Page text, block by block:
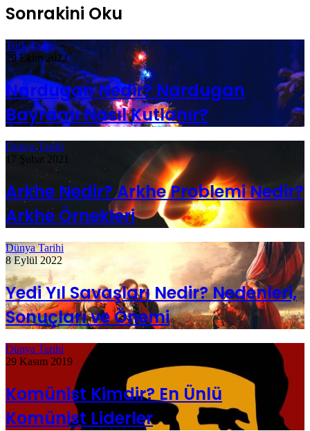
Sonrakini Oku
Türk Tarihi
29 Ekim 2022
Nardugan Nedir? Nardugan
Bayramı Nasıl Kutlanır?
Dünya Tarihi
17 Şubat 2021
Arkhe Nedir? Arkhe Problemi Nedir?
Arkhe Örnekleri
Dünya Tarihi
8 Eylül 2022
Yedi Yıl Savaşları Nedir? Nedenleri,
Sonuçları ve Önemi
Dünya Tarihi
29 Kasım 2019
Komünist Kimdir? En Ünlü
Komünist Liderler